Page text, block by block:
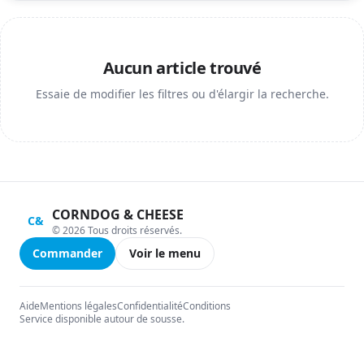
Aucun article trouvé
Essaie de modifier les filtres ou d'élargir la recherche.
C& CORNDOG & CHEESE
© 2026 Tous droits réservés.
Commander Voir le menu
AideMentions légalesConfidentialitéConditions
Service disponible autour de sousse.